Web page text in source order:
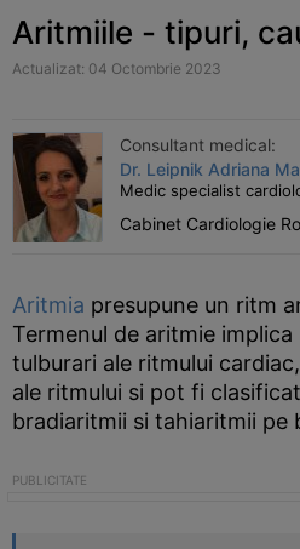
Aritmiile - tipuri,
Actualizat: 04 Octombrie 2023
Consultant medical:
Dr. Leipnik Adriana
Medic specialist
Cabinet Cardiologie
Aritmia presupune un ritm
Termenul de aritmie
tulburari ale ritmului
ale ritmului si pot fi
bradiaritmii si tahiaritmii pe